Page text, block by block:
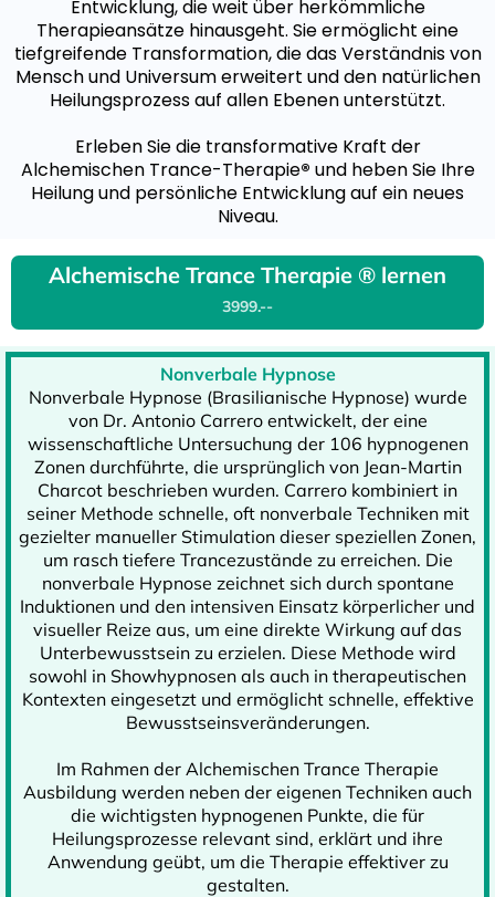
Entwicklung, die weit über herkömmliche
Therapieansätze hinausgeht. Sie ermöglicht eine
tiefgreifende Transformation, die das Verständnis von
Mensch und Universum erweitert und den natürlichen
Heilungsprozess auf allen Ebenen unterstützt.
Erleben Sie die transformative Kraft der
Alchemischen Trance-Therapie® und heben Sie Ihre
Heilung und persönliche Entwicklung auf ein neues
Niveau.
Alchemische Trance Therapie ® lernen
3999.--
Nonverbale Hypnose
Nonverbale Hypnose (Brasilianische Hypnose) wurde
von Dr. Antonio Carrero entwickelt, der eine
wissenschaftliche Untersuchung der 106 hypnogenen
Zonen durchführte, die ursprünglich von Jean-Martin
Charcot beschrieben wurden. Carrero kombiniert in
seiner Methode schnelle, oft nonverbale Techniken mit
gezielter manueller Stimulation dieser speziellen Zonen,
um rasch tiefere Trancezustände zu erreichen. Die
nonverbale Hypnose zeichnet sich durch spontane
Induktionen und den intensiven Einsatz körperlicher und
visueller Reize aus, um eine direkte Wirkung auf das
Unterbewusstsein zu erzielen. Diese Methode wird
sowohl in Showhypnosen als auch in therapeutischen
Kontexten eingesetzt und ermöglicht schnelle, effektive
Bewusstseinsveränderungen.
Im Rahmen der Alchemischen Trance Therapie
Ausbildung werden neben der eigenen Techniken auch
die wichtigsten hypnogenen Punkte, die für
Heilungsprozesse relevant sind, erklärt und ihre
Anwendung geübt, um die Therapie effektiver zu
gestalten.